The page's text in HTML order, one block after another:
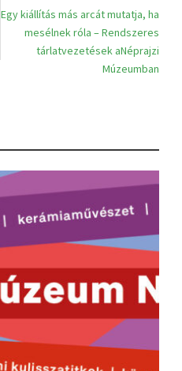
Egy kiállítás más arcát mutatja, ha
mesélnek róla – Rendszeres
tárlatvezetések aNéprajzi
Múzeumban